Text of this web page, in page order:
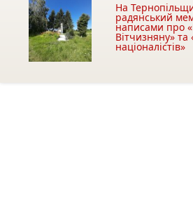
На
радянський
написами про
Вітчизняну»
націоналістів»